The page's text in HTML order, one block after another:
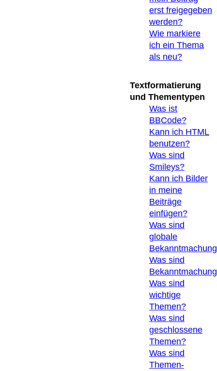
erst freigegeben
werden?
Wie markiere
ich ein Thema
als neu?
Textformatierung
und Thementypen
Was ist
BBCode?
Kann ich HTML
benutzen?
Was sind
Smileys?
Kann ich Bilder
in meine
Beiträge
einfügen?
Was sind
globale
Was sind
Was sind
wichtige
Themen?
Was sind
geschlossene
Themen?
Was sind
Themen-